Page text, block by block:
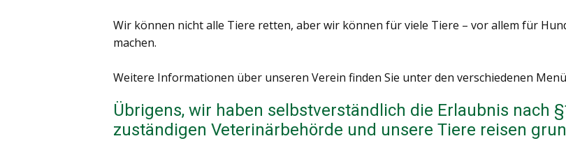
Wir können nicht alle Tiere retten, aber wir können für viele Tiere – vor allem für
machen.
Weitere Informationen über unseren Verein finden Sie unter den verschiedenen
Übrigens, wir haben selbstverständlich die Erlaubnis nach
zuständigen Veterinärbehörde und unsere Tiere reisen